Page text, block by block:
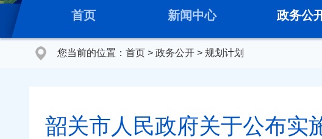
首页 新闻中心 政务公
您当前的位置： 首页 > 政务公开 > 规划计划
韶关市人民政府关于公布实